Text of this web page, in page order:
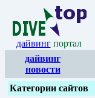
дайвинг портал
дайвинг
новости
Категории сайтов